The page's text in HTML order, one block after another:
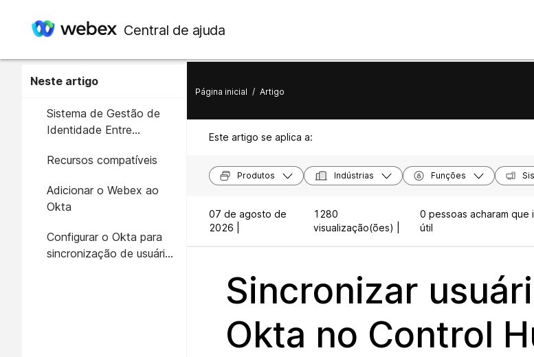
Central de ajuda
Neste artigo
Sistema de Gestão de
Identidade Entre
Recursos compatíveis
Adicionar o Webex ao
Okta
Configurar o Okta para
sincronização de usuários
Página inicial / Artigo
Este artigo se aplica a:
Produtos Indústrias Funções
07 de agosto de
2026 |
1280
visualização(ões) |
0 pessoas acharam que
útil
Sincronizar
Okta no Control